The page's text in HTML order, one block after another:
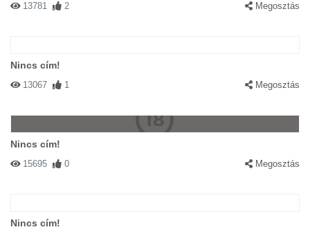
13781 2 Megosztás
Nincs cím!
13067 1 Megosztás
Nincs cím!
15695 0 Megosztás
Nincs cím!